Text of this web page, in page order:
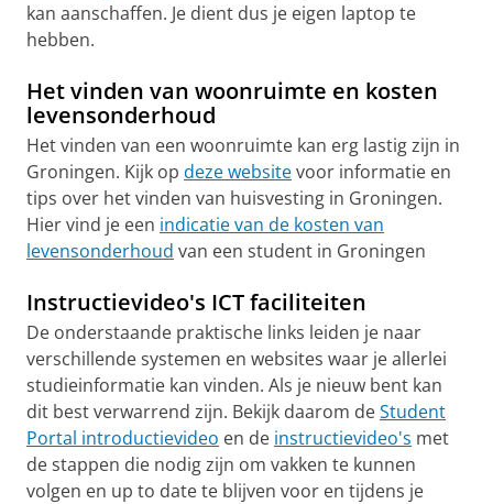
kan aanschaffen. Je dient dus je eigen laptop te
hebben.
Het vinden van woonruimte en kosten
levensonderhoud
Het vinden van een woonruimte kan erg lastig zijn in
Groningen. Kijk op deze websitevoor informatie en
tips over het vinden van huisvesting in Groningen.
Hier vind je een indicatie van de kosten van
levensonderhoud van een student in Groningen
Instructievideo's ICT faciliteiten
De onderstaande praktische links leiden je naar
verschillende systemen en websites waar je allerlei
studieinformatie kan vinden. Als je nieuw bent kan
dit best verwarrend zijn. Bekijk daarom deStudent
Portal introductievideo en de instructievideo's met
de stappen die nodig zijn om vakken te kunnen
volgen en up to date te blijven voor en tijdens je